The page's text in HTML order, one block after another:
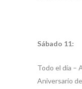
Sábado 11:
Todo el día –
Aniversario